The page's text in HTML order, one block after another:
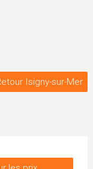
Isigny-sur-Mer